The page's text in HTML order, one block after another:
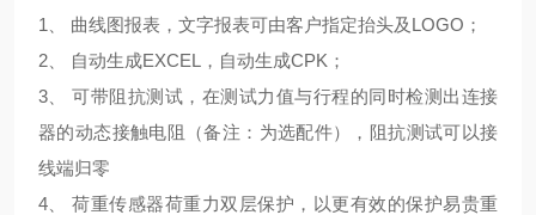
1
曲线图报表，文字报表可由客户指定抬头及 LOGO；
2
自动生成EXCEL，自动生成CPK；
3
可带阻抗测试，在测试力值与行程的同时检测出连接
器的动态接触电阻（备注：为选配件），阻抗测试可以接
线端归零
4
荷重传感器荷重力双层保护，以更有效的保护易贵重